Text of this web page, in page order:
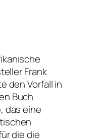
Frank
den Vorfall in
Buch
das eine
die die